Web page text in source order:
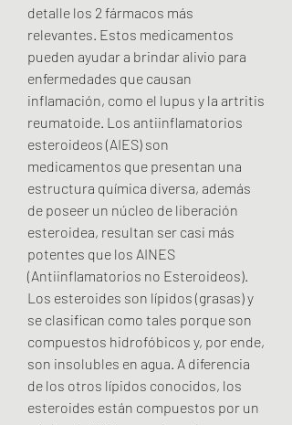
detalle los 2 fármacos más
relevantes. Estos medicamentos
pueden ayudar a brindar alivio para
enfermedades que causan
inflamación, como el lupus y la artritis
reumatoide. Los antiinflamatorios
esteroideos (AIES) son
medicamentos que presentan una
estructura química diversa, además
de poseer un núcleo de liberación
esteroidea, resultan ser casi más
potentes que los AINES
(Antiinflamatorios no Esteroideos).
Los esteroides son lípidos (grasas) y
se clasifican como tales porque son
compuestos hidrofóbicos y, por ende,
son insolubles en agua. A diferencia
de los otros lípidos conocidos, los
esteroides están compuestos por un